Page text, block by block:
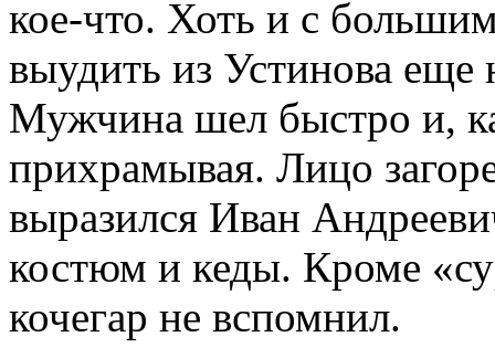
кое-что. Хоть и с
выудить из Устинова еще
Мужчина шел быстро и,
прихрамывая. Лицо
выразился Иван
костюм и кеды. Кроме
кочегар не вспомнил.